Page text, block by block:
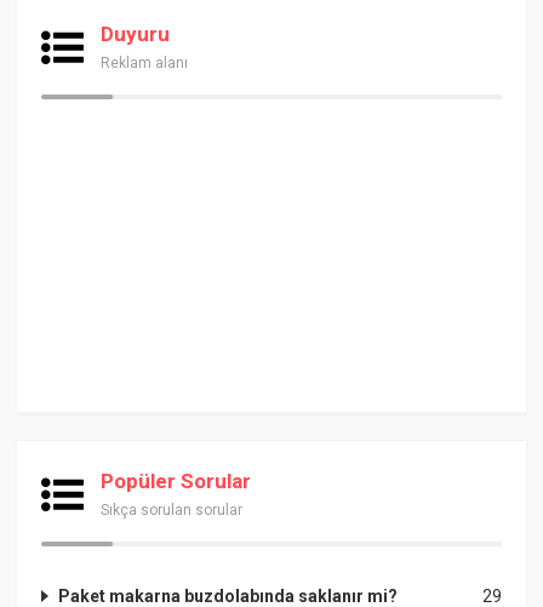
Duyuru
Reklam alanı
Popüler Sorular
Sıkça sorulan sorular
29
Paket makarna buzdolabında saklanır mi?